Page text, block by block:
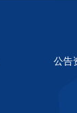
公告